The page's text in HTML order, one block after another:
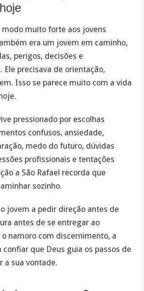
modo muito forte aos jovens
era um jovem em caminho,
perigos, decisões e
Ele precisava de orientação,
Isso se parece muito com a vida
pressionado por escolhas
confusos, ansiedade,
medo do futuro, dúvidas
profissionais e tentações
a São Rafael recorda que
sozinho.
jovem a pedir direção antes de
antes de se entregar ao
o namoro com discernimento, a
confiar que Deus guia os passos de
a sua vontade.